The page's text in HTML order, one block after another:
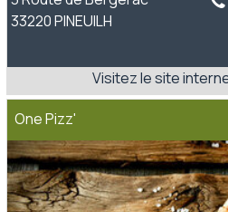
33220 PINEUILH
One Pizz'